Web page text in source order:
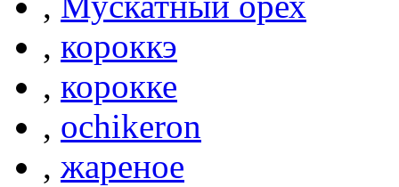
, короккэ
, корокке
, ochikeron
, жареное